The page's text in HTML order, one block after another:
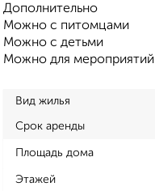
Дополнительно
Можно с питомцами
Можно с детьми
Можно для мероприятий
Вид жилья
Срок аренды
Площадь дома
Этажей